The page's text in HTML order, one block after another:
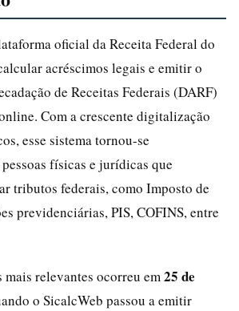
oficial da Receita Federal do
acréscimos legais e emitir o
de Receitas Federais (DARF)
Com a crescente digitalização
esse sistema tornou-se
físicas e jurídicas que
tributos federais, como Imposto de
previdenciárias, PIS, COFINS, entre
mais relevantes ocorreu em 25 de
o SicalcWeb passou a emitir